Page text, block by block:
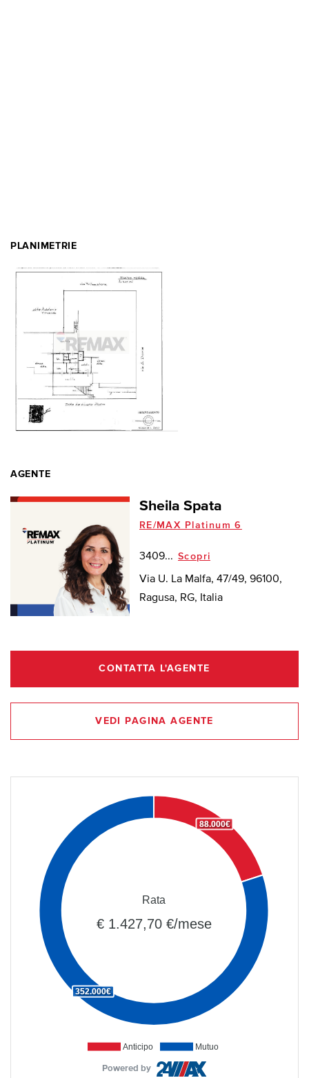
PLANIMETRIE
AGENTE
Sheila Spata
RE/MAX Platinum 6
3409... Scopri
Via U. La Malfa, 47/49, 96100,
Ragusa, RG, Italia
CONTATTA L'AGENTE
VEDI PAGINA AGENTE
Anticipo Mutuo
88.000€
352.000€
Rata
€ 1.427,70 €/mese
Powered by